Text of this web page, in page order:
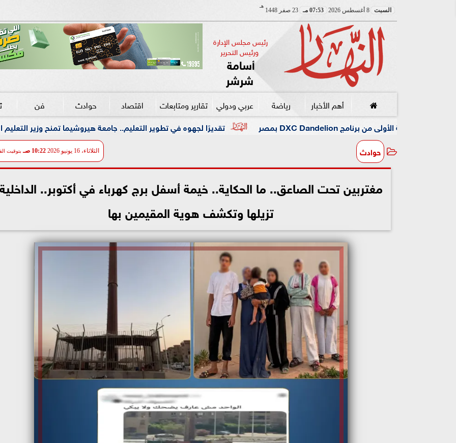
السبت 8 أغسطس 2026 07:53 مـ 23 صفر 1448
هـ
رئيس مجلس الإدارة
ورئيس التحرير
أسامة
شرشر
أهم الأخبار رياضة عربي ودولي تقارير ومتابعات اقتصاد حوادث فن
تقديرًا لجهوه في تطوير التعليم.. جامعة هيروشيما تمنح وزير التعليم الدكتوراه
حوادث الثلاثاء، 16 يونيو 2026 10:22 صـ بتوقيت
مغتربين تحت الصاعق.. ما الحكاية.. خيمة أسفل برج كهرباء في أكتوبر..
تزيلها وتكشف هوية المقيمين بها